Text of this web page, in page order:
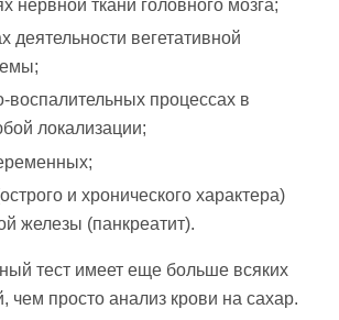
нервной ткани головного мозга;
деятельности вегетативной
процессах в
локализации;
и хронического характера)
железы (панкреатит).
тест имеет еще больше всяких
чем просто анализ крови на сахар.